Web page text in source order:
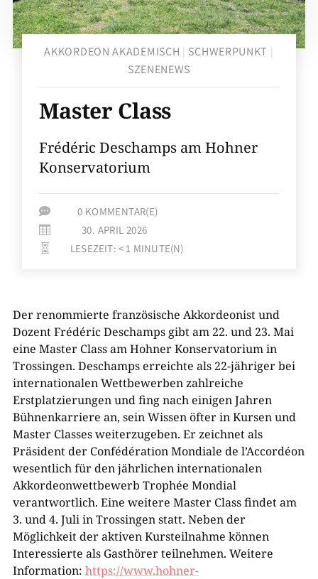
AKKORDEON AKADEMISCH | SCHWERPUNKT |
SZENENEWS
Master Class
Frédéric Deschamps am Hohner
Konservatorium
 0 KOMMENTAR(E)
 30. APRIL 2026
 LESEZEIT: < 1 MINUTE(N)
Der renommierte französische Akkordeonist und
Dozent Frédéric Deschamps gibt am 22. und 23. Mai
eine Master Class am Hohner Konservatorium in
Trossingen. Deschamps erreichte als 22-jähriger bei
internationalen Wettbewerben zahlreiche
Erstplatzierungen und fing nach einigen Jahren
Bühnenkarriere an, sein Wissen öfter in Kursen und
Master Classes weiterzugeben. Er zeichnet als
Präsident der Confédération Mondiale de l’Accordéon
wesentlich für den jährlichen internationalen
Akkordeonwettbewerb Trophée Mondial
verantwortlich. Eine weitere Master Class findet am
3. und 4. Juli in Trossingen statt. Neben der
Möglichkeit der aktiven Kursteilnahme können
Interessierte als Gasthörer teilnehmen. Weitere
Information: https://www.hohner-